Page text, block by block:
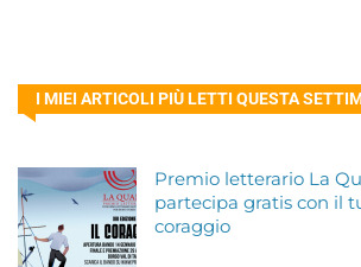
I MIEI ARTICOLI PIÙ LETTI QUESTA
Premio letterario La
partecipa gratis con il
coraggio